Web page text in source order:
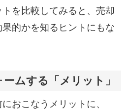
を比較してみると、売却
的かを知るヒントにもな
ムする「メリット」
おこなうメリットに、